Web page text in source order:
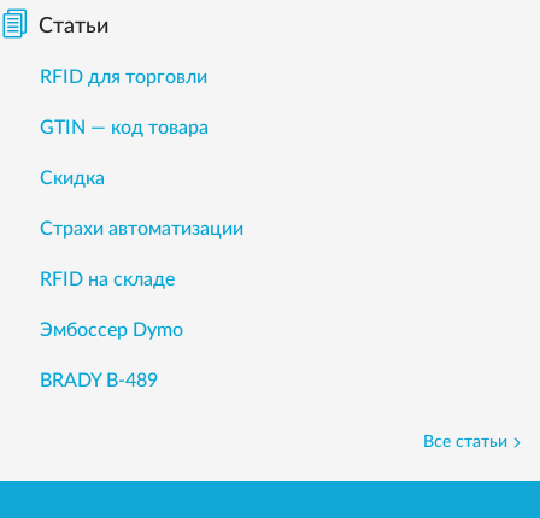
Статьи
RFID для торговли
GTIN — код товара
Скидка
Страхи автоматизации
RFID на складе
Эмбоссер Dymo
BRADY B-489
Все статьи